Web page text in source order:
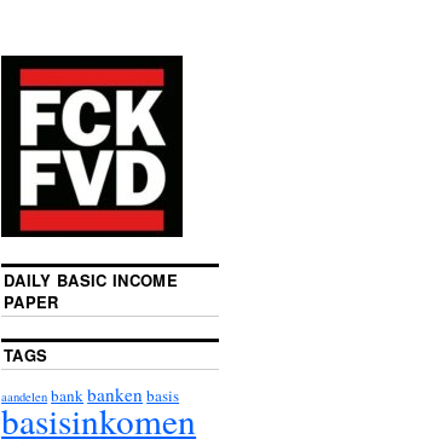
DAILY BASIC INCOME
PAPER
TAGS
aandelen bankbankenbasis
basisinkomen